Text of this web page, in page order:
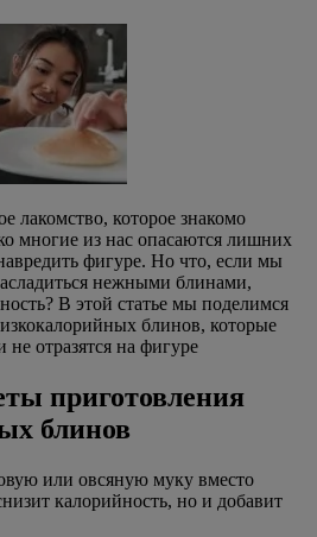
лакомство, которое знакомо
многие из нас опасаются лишних
фигуре. Но что, если мы
нежными блинами,
В этой статье мы поделимся
блинов, которые
отразятся на фигуре
приготовления
блинов
или овсяную муку вместо
калорийность, но и добавит